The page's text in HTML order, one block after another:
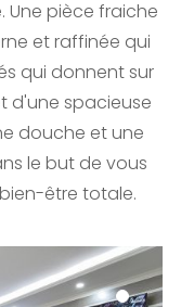
Une pièce fraiche
et raffinée qui
qui donnent sur
d'une spacieuse
douche et une
le but de vous
être totale.